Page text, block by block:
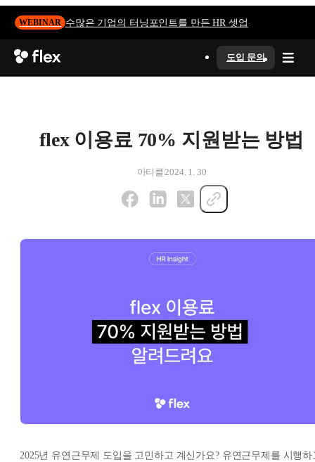
WEBINAR 수많은 기업의 터닝포인트를 만든 HR 셋업
도입 문의
flex 이용료 70% 지원받는 방법
아티클 2024. 1. 30
2025년 유연근무제 도입을 고민하고 계신가요? 유연근무제를 시행하